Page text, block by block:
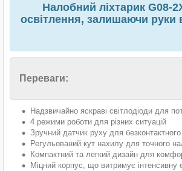
Налобний ліхтарик G08-
освітлення, залишаючи руки
Переваги:
Надзвичайно яскраві світлодіоди для
4 режими роботи для різних ситуацій
Зручний датчик руху для
Регульований кут нахилу для точного
Компактний та легкий дизайн для
Міцний корпус, що витримує інтенсивну